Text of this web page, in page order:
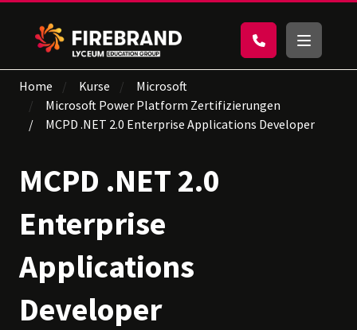
Home Kurse
Microsoft
Microsoft Power Platform Zertifizierungen
MCPD .NET 2.0 Enterprise Applications Developer
MCPD .NET 2.0
Enterprise
Applications
Developer